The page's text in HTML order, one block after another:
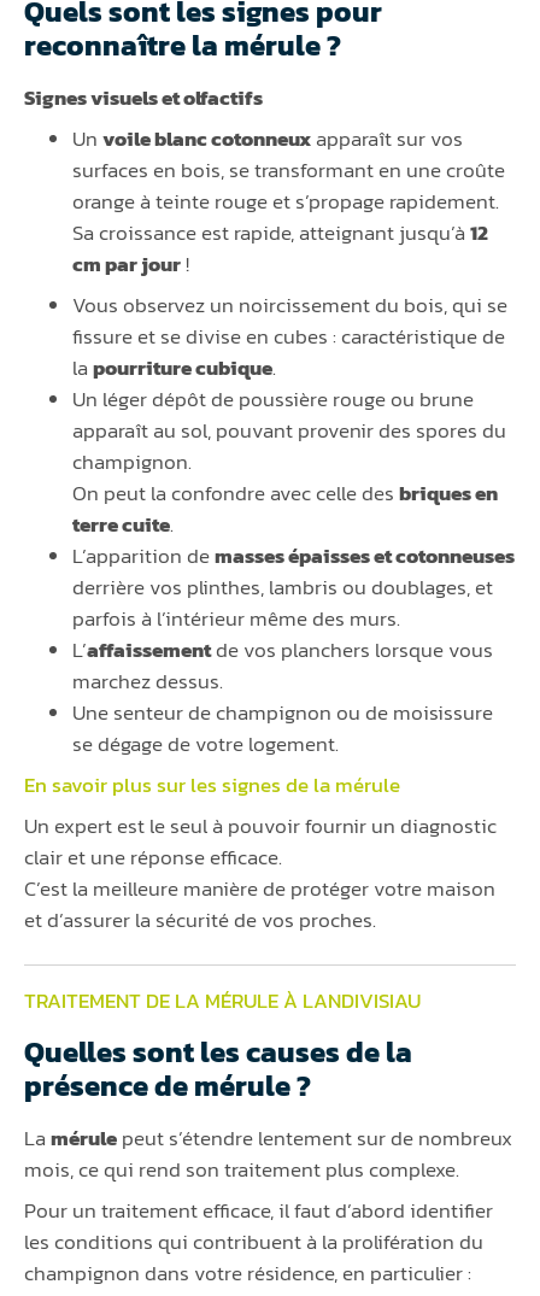
Quels sont les signes pour
reconnaître la mérule ?
Signes visuels et olfactifs
Unvoile blanc cotonneuxapparaît sur vos
surfaces en bois, se transformant en une croûte
orange à teinte rouge et s’propage rapidement.
Sa croissance est rapide, atteignant jusqu’à12
cm par jour!
Vous observez un noircissement du bois, qui se
fissure et se divise en cubes : caractéristique de
lapourriture cubique.
Un léger dépôt de poussière rouge ou brune
apparaît au sol, pouvant provenir des spores du
champignon.
On peut la confondre avec celle desbriques en
terre cuite.
L’apparition demasses épaisses et cotonneuses
derrière vos plinthes, lambris ou doublages, et
parfois à l’intérieur même des murs.
L’affaissementde vos planchers lorsque vous
marchez dessus.
Une senteur de champignon ou de moisissure
se dégage de votre logement.
En savoir plus sur les signes de lamérule
Un expert est le seul à pouvoir fournir un diagnostic
clair et une réponse efficace.
C’est la meilleure manière de protéger votre maison
et d’assurer la sécurité de vos proches.
TRAITEMENT DE LA MÉRULE À LANDIVISIAU
Quelles sont les causes de la
présence de mérule ?
Lamérulepeut s’étendre lentement sur de nombreux
mois, ce qui rend son traitement plus complexe.
Pour un traitement efficace, il faut d’abord identifier
les conditions qui contribuent à la prolifération du
champignon dans votre résidence, en particulier :